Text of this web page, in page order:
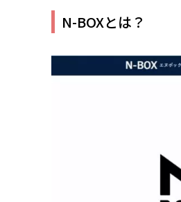
N-BOXとは？